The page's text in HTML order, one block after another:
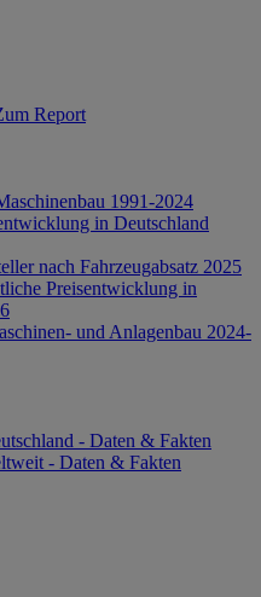
Report
1991-2024
in Deutschland
nach Fahrzeugabsatz 2025
Preisentwicklung in
und Anlagenbau 2024-
- Daten & Fakten
- Daten & Fakten